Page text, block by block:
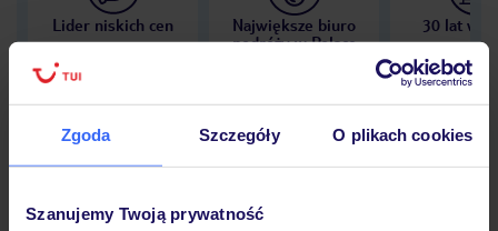
Zgoda Szczegóły O plikach cookies
Szanujemy Twoją prywatność
Lider niskich cen
Największe biuro
podróży w Polsce
30 lat w